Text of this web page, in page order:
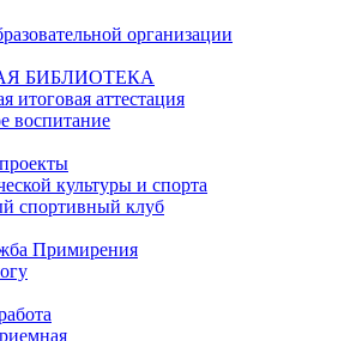
организации
БИБЛИОТЕКА
итоговая аттестация
воспитание
культуры и спорта
спортивный клуб
Примирения